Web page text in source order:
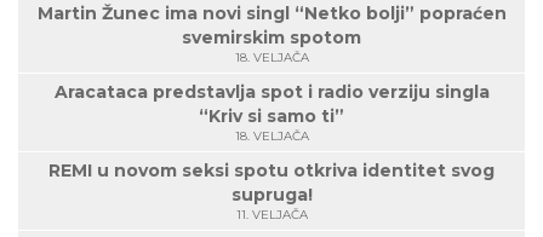
Martin Žunec ima novi singl “Netko bolji” popraćen
svemirskim spotom
18. VELJAČA
Aracataca predstavlja spot i radio verziju singla
“Kriv si samo ti”
18. VELJAČA
REMI u novom seksi spotu otkriva identitet svog
supruga!
11. VELJAČA